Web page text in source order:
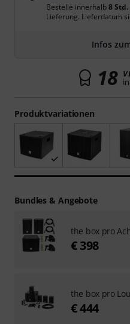
Produktvariationen
Bestelle innerhalb8
Lieferung. Lieferdatum
Infos
18
Bundles & Angebote
the box pro
€ 398
the box pro
€ 444